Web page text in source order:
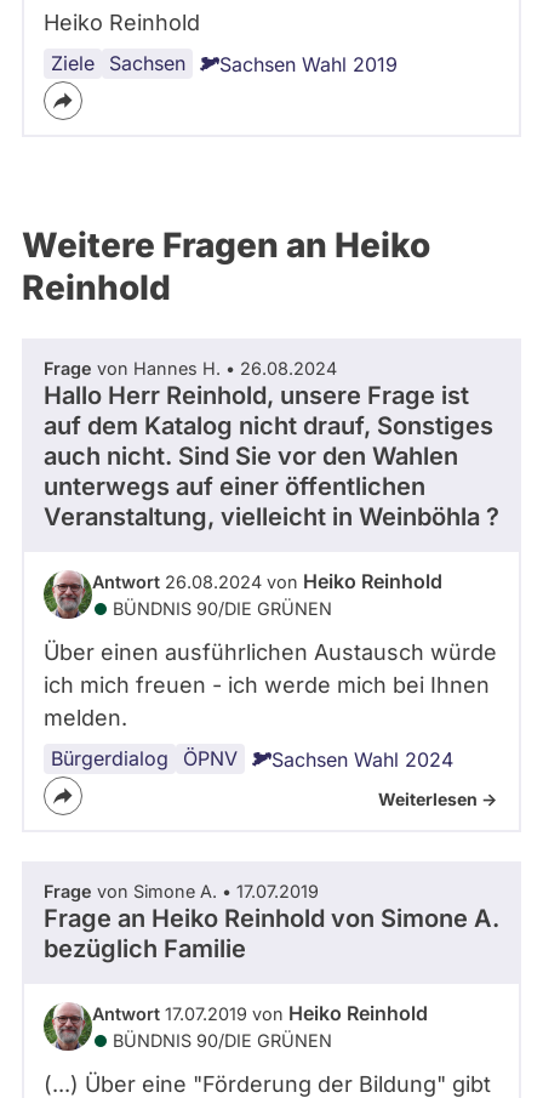
Heiko Reinhold
Ziele Sachsen Sachsen Wahl 2019
Weitere Fragen an Heiko
Reinhold
Frage von Hannes H. • 26.08.2024
Hallo Herr Reinhold, unsere Frage ist
auf dem Katalog nicht drauf, Sonstiges
auch nicht. Sind Sie vor den Wahlen
unterwegs auf einer öffentlichen
Veranstaltung, vielleicht in Weinböhla ?
Antwort 26.08.2024 von Heiko Reinhold
BÜNDNIS 90/­DIE GRÜNEN
Über einen ausführlichen Austausch würde
ich mich freuen - ich werde mich bei Ihnen
melden.
Bürgerdialog ÖPNV Sachsen Wahl 2024
Weiterlesen ->
Frage von Simone A. • 17.07.2019
Frage an Heiko Reinhold von Simone A.
bezüglich Familie
Antwort 17.07.2019 von Heiko Reinhold
BÜNDNIS 90/­DIE GRÜNEN
(...) Über eine "Förderung der Bildung" gibt